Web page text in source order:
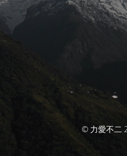
© 力愛不二